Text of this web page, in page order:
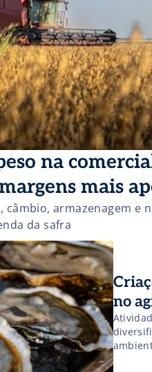
na
mais
armazenagem e
da safra
no